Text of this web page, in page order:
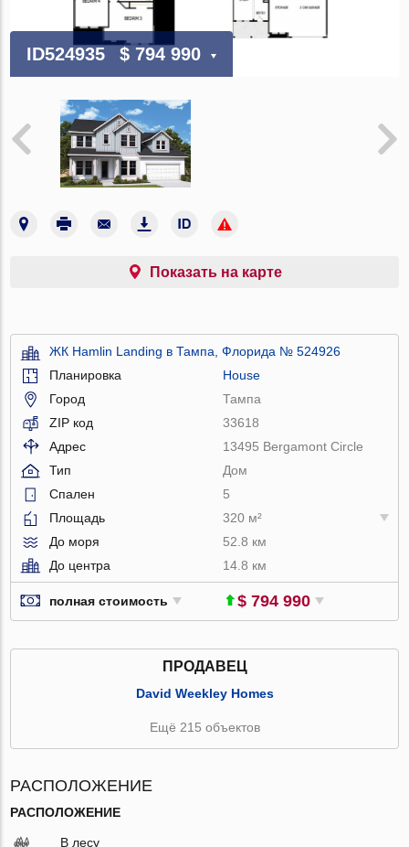
ID524935 $ 794 990
Показать на карте
ЖК Hamlin Landing в Тампа, Флорида № 524926
Планировка
House
Город
Тампа
ZIP код
33618
Адрес
13495 Bergamont Circle
Тип
Дом
Спален
5
Площадь
320 м²
До моря
52.8 км
До центра
14.8 км
полная стоимость $ 794 990
ПРОДАВЕЦ
David Weekley Homes
Ещё 215 объектов
РАСПОЛОЖЕНИЕ
РАСПОЛОЖЕНИЕ
В лесу